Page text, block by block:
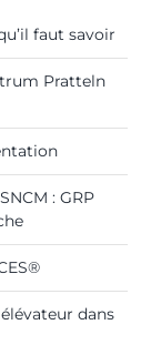
faut savoir
Pratteln
: GRP
dans